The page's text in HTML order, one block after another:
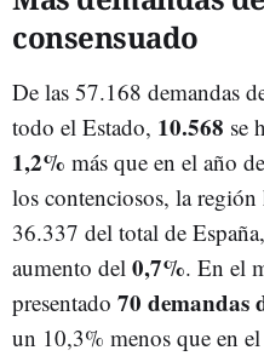
consensuado
De las 57.168 demandas
todo el Estado, 10.568 se
1,2% más que en el año
los contenciosos, la región
36.337 del total de
aumento del 0,7%. En el
presentado 70
un 10,3% menos que en